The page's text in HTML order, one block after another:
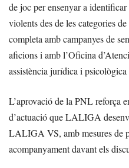
de joc per ensenyar a
violents des de les categories
completa amb campanyes de
aficions i amb l’Oficina
assistència jurídica i psicològica
L’aprovació de la PNL reforça
d’actuació que LALIGA
LALIGA VS, amb mesures de
acompanyament davant els